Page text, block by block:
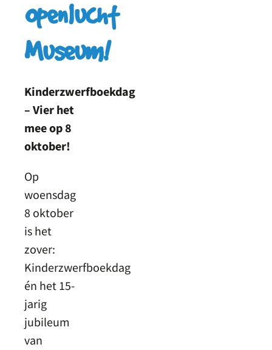
Openlucht
Museum!
Kinderzwerfboekdag
– Vier het
mee op 8
oktober!
Op
woensdag
8 oktober
is het
zover:
Kinderzwerfboekdag
én het 15-
jarig
jubileum
van